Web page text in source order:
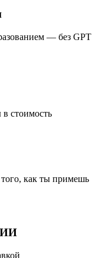
— без GPT
стоимость
того, как ты примешь
ИИ